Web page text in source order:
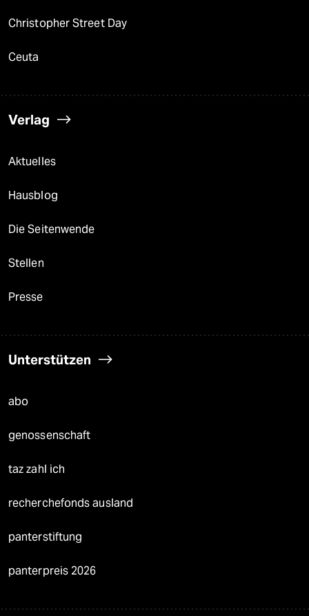
Christopher Street Day
Ceuta
Verlag
Aktuelles
Hausblog
Die Seitenwende
Stellen
Presse
Unterstützen
abo
genossenschaft
taz zahl ich
recherchefonds ausland
panterstiftung
panterpreis 2026